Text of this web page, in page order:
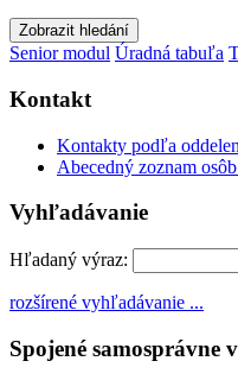
Zobrazit hledání
Senior modul Úradná tabuľa
Kontakt
Kontakty podľa
Abecedný zoznam
Vyhľadávanie
Hľadaný výraz:
rozšírené vyhľadávanie ...
Spojené samosprávne